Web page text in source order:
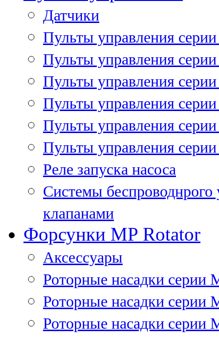
Датчики
Пульты управления
Пульты управления
Пульты управления
Пульты управления
Пульты управления
Пульты управления
Реле запуска насоса
Системы
клапанами
Форсунки MP Rotator
Аксессуары
Роторные насадки серии
Роторные насадки серии
Роторные насадки серии